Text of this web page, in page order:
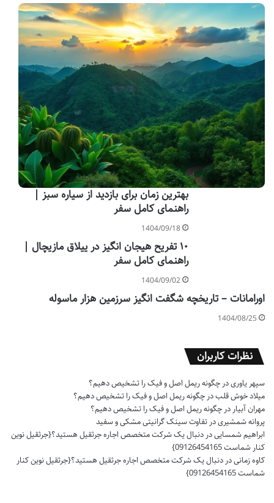
بهترین زمان برای بازدید از سیاره سبز |
راهنمای کامل سفر
1404/09/18
۱۰ تفریح هیجان انگیز در ییلاق مازیچال |
راهنمای کامل سفر
1404/09/02
اورامانات – تاریخچه شگفت انگیز سرزمین هزار ماسوله
1404/08/25
نظرات کاربران
سپهر یاوریدر چگونه ریمل اصل و فیک را تشخیص دهیم؟
میلاد خوش قلبدر چگونه ریمل اصل و فیک را تشخیص دهیم؟
مهران آبیار در چگونه ریمل اصل و فیک را تشخیص دهیم؟
پروانه شمشیریدر تفاوت سینک گرانیتی مشکی و سفید
ابراهیم شمساییدر دنبال یک شرکت متخصص اجاره جرثقیل هستید؟{جرثقیل نوین
کنار شماست 09126454165}
کاوه زمانیدر دنبال یک شرکت متخصص اجاره جرثقیل هستید؟{جرثقیل نوین کنار
شماست 09126454165}